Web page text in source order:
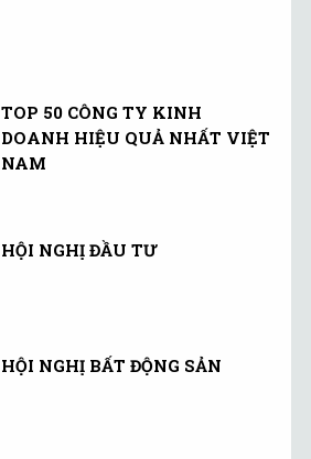
TOP 50 CÔNG TY KINH
DOANH HIỆU QUẢ NHẤT VIỆT
NAM
HỘI NGHỊ ĐẦU TƯ
HỘI NGHỊ BẤT ĐỘNG SẢN